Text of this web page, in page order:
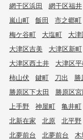
網干区浜田
網干区福井
嵐山町
飯田 市之郷町
梅ケ谷町
大塩町 大
大津区吉美
大津区新町
大津区西土井
大津区
柿山伏
鍵町 刀出 勝
勝原区下太田
勝原区宮
上手野
神屋町 亀井町
北新在家
北原 北平野
北夢前台
北夢前台